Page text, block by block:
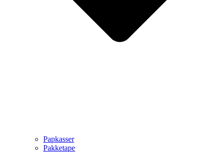
Papkasser
Pakketape